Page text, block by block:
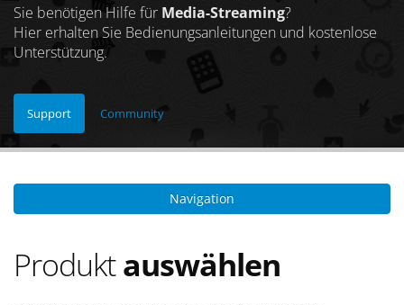
Sie benötigen Hilfe für Media-Streaming?
Hier erhalten Sie Bedienungsanleitungen und kostenlose
Unterstützung.
Support Community
Navigation
Produktauswählen